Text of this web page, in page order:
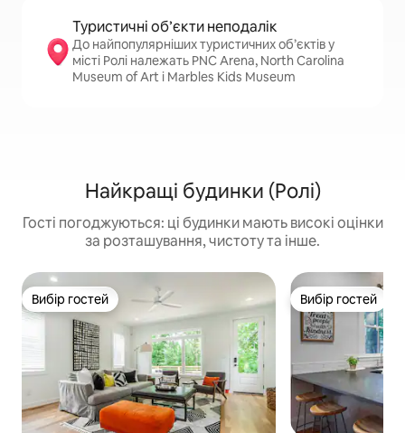
Туристичні об’єкти неподалік
До найпопулярніших туристичних об’єктів у
місті Ролі належать PNC Arena, North Carolina
Museum of Art і Marbles Kids Museum
Найкращі будинки (Ролі)
Гості погоджуються: ці будинки мають високі оцінки
за розташування, чистоту та інше.
Вибір гостей
Вибір гостей Вибір гостей
Вибір гостей